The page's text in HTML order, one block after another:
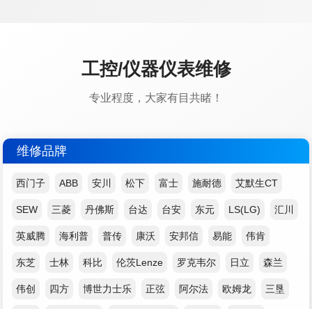
工控/仪器仪表维修
专业程度，大家有目共睹！
维修品牌
西门子 ABB 安川 松下 富士 施耐德 艾默生CT
SEW 三菱 丹佛斯 台达 台安 东元 LS(LG) 汇川
英威腾 海利普 普传 康沃 安邦信 易能 伟肯
东芝 士林 科比 伦茨Lenze 罗克韦尔 日立 森兰
伟创 四方 博世力士乐 正弦 阿尔法 欧姆龙 三垦